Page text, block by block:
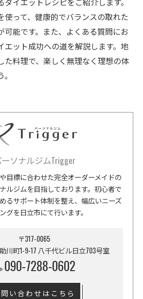
使って、健康的でバランスの取れた
可能です。また、よくある質問にお
エット成功への道を解説します。地
た料理で、楽しく無理なく理想の体
ソナルジムTrigger
目標に合わせた完全オーダーメイドの
ルジムを目指しております。初心者で
るサポート体制を整え、幅広いニーズ
グを日立市にて行います。
〒317-0065
川町1-9-17 八千代ビル日立703号室
090-7288-0602
い合わせはこちら